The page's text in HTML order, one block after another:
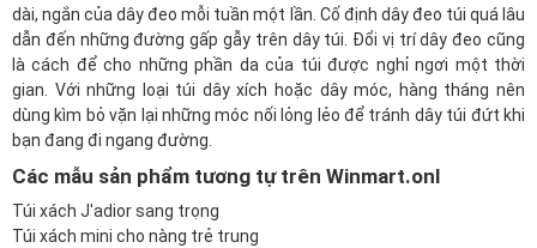
dài, ngắn của dây đeo mỗi tuần một lần. Cố định dây đeo túi quá lâu
dẫn đến những đường gấp gẫy trên dây túi. Đổi vị trí dây đeo cũng
là cách để cho những phần da của túi được nghỉ ngơi một thời
gian. Với những loại túi dây xích hoặc dây móc, hàng tháng nên
dùng kìm bỏ vặn lại những móc nối lỏng lẻo để tránh dây túi đứt khi
bạn đang đi ngang đường.
Các mẫu sản phẩm tương tự trên Winmart.onl
Túi xách J'adior sang trọng
Túi xách mini cho nàng trẻ trung